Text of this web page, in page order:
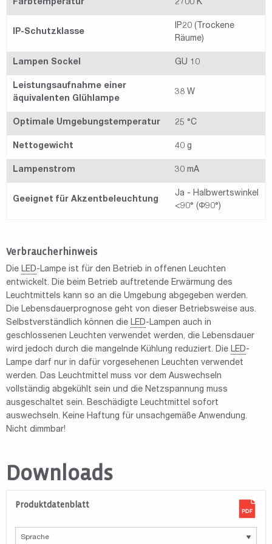
Farbtemperatur 2700 K
IP-Schutzklasse
IP20 (Trockene
Räume)
Lampen Sockel GU 10
Leistungsaufnahme einer
äquivalenten Glühlampe
38 W
Optimale Umgebungstemperatur 25 °C
Nettogewicht 40 g
Lampenstrom 30 mA
Geeignet für Akzentbeleuchtung
Ja - Halbwertswinkel
<90° (Φ90°)
Verbraucherhinweis
Die LED-Lampe ist für den Betrieb in offenen Leuchten
entwickelt. Die beim Betrieb auftretende Erwärmung des
Leuchtmittels kann so an die Umgebung abgegeben werden.
Die Lebensdauerprognose geht von dieser Betriebsweise aus.
Selbstverständlich können die LED-Lampen auch in
geschlossenen Leuchten verwendet werden, die Lebensdauer
wird jedoch durch die mangelnde Kühlung reduziert. Die LED-
Lampe darf nur in dafür vorgesehenen Leuchten verwendet
werden. Das Leuchtmittel muss vor dem Auswechseln
vollständig abgekühlt sein und die Netzspannung muss
ausgeschaltet sein. Beschädigte Leuchtmittel sofort
auswechseln. Keine Haftung für unsachgemäße Anwendung.
Nicht dimmbar!
Downloads
Produktdatenblatt